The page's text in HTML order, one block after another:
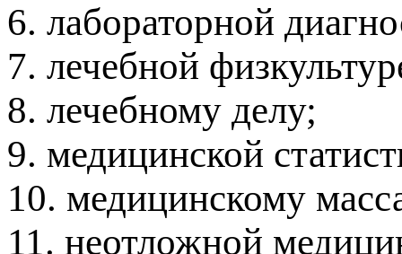
6. лабораторной
7. лечебной
8. лечебному делу;
9. медицинской
10. медицинскому
11. неотложной